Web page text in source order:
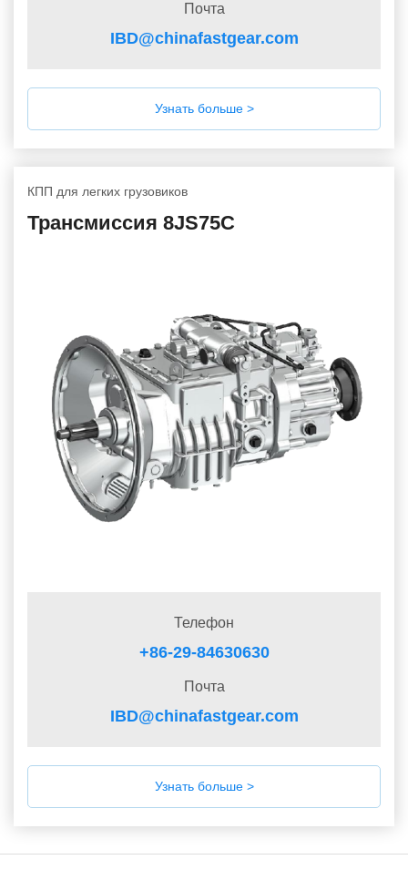
Почта
IBD@chinafastgear.com
Узнать больше >
КПП для легких грузовиков
Трансмиссия 8JS75C
Телефон
+86-29-84630630
Почта
IBD@chinafastgear.com
Узнать больше >